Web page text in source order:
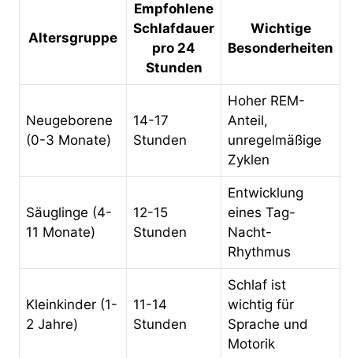
Altersgruppe
Empfohlene
Schlafdauer
pro 24
Stunden
Wichtige
Besonderheiten
Neugeborene
(0-3 Monate)
14-17
Stunden
Hoher REM-
Anteil,
unregelmäßige
Zyklen
Säuglinge (4-
11 Monate)
12-15
Stunden
Entwicklung
eines Tag-
Nacht-
Rhythmus
Kleinkinder (1-
2 Jahre)
11-14
Stunden
Schlaf ist
wichtig für
Sprache und
Motorik